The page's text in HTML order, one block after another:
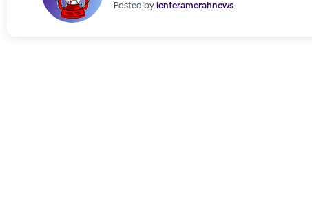
Posted bylenteramerahnews